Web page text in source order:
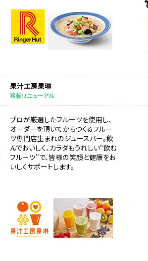
果汁工房果琳
移転リニューアル
プロが厳選したフルーツを使用し、
オーダーを頂いてからつくるフルー
ツ専門店生まれのジュースバー。飲
んでおいしく、カラダもうれしい“飲む
フルーツ”で、皆様の笑顔と健康をお
いしくサポートします。